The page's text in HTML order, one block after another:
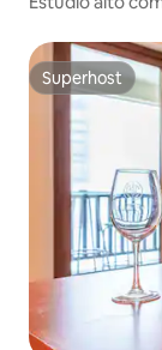
Superhost
Superhost